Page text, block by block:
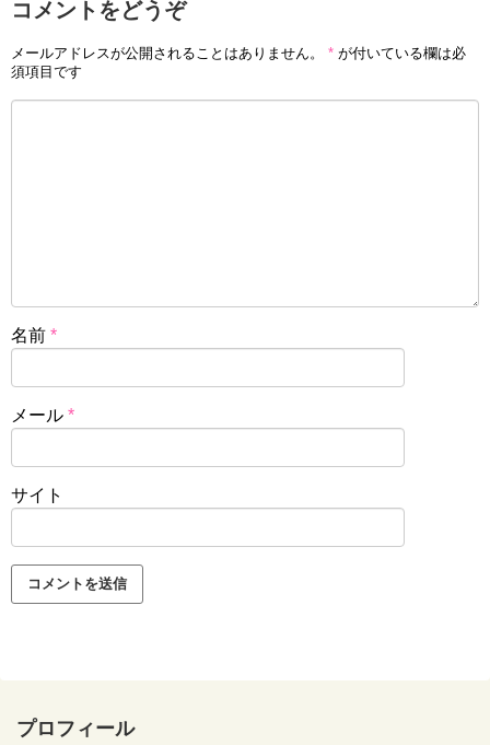
コメントをどうぞ
メールアドレスが公開されることはありません。 * が付いている欄は必
須項目です
名前 *
メール *
サイト
プロフィール